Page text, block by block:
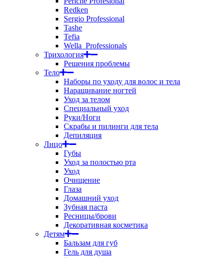
Redken
Sergio Professional
Tashe
Tefia
Wella_Professionals
Трихология
Решения проблемы
Тело
Наборы по уходу для волос и тела
Наращивание ногтей
Уход за телом
Специальный уход
Руки/Ноги
Скрабы и пилинги для тела
Депиляция
Лицо
Губы
Уход за полостью рта
Уход
Очищение
Глаза
Домашний уход
Зубная паста
Ресницы/брови
Декоративная косметика
Детям
Бальзам для губ
Гель для душа